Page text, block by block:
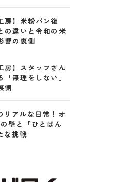
房】米粉パン復
の違いと令和の米
響の裏側
房】スタッフさん
「無理をしない」
側
リアルな日常！オ
壁と「ひとぱん
な挑戦